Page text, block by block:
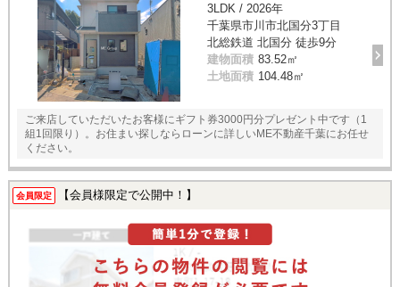
3LDK / 2026年
千葉県市川市北国分3丁目
北総鉄道 北国分 徒歩9分
建物面積 83.52㎡
土地面積 104.48㎡
ご来店していただいたお客様にギフト券3000円分プレゼント中です（1
組1回限り）。お住まい探しならローンに詳しいME不動産千葉にお任せ
ください。
会員限定 【会員様限定で公開中！】